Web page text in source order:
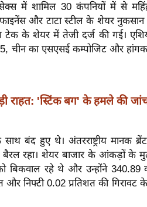
में शामिल 30 कंपनियों में से
और टाटा स्टील के शेयर नुकसान
टेक के शेयर में तेजी दर्ज की गई।
चीन का एसएसई कम्पोजिट और
राहत: 'स्टिंक बग' के हमले की
बंद हुए थे। अंतरराष्ट्रीय मानक
रहा। शेयर बाजार के आंकड़ों के
बिकवाल रहे थे और उन्होंने
और निफ्टी 0.02 प्रतिशत की